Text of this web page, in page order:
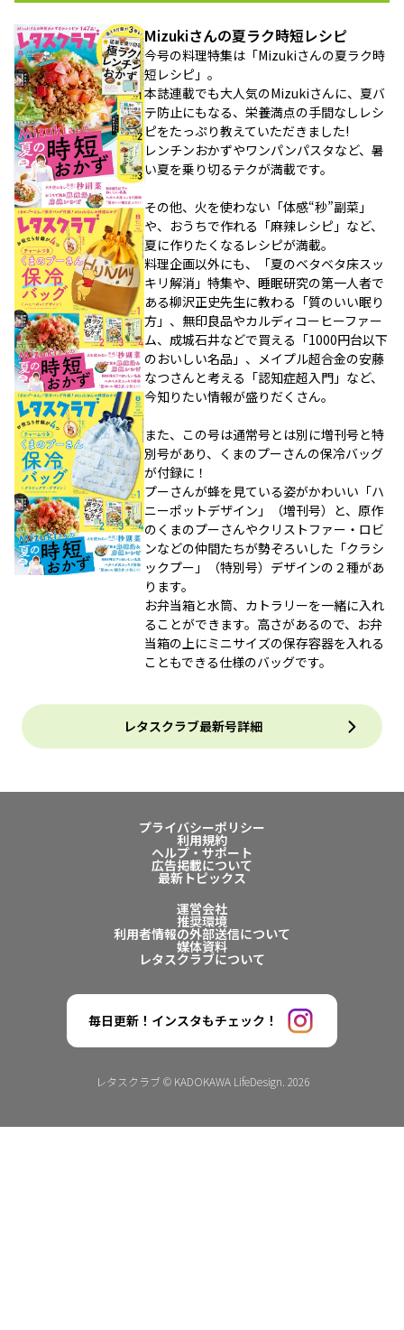
Mizukiさんの夏ラク時短レシピ
今号の料理特集は「Mizukiさんの夏ラク時
短レシピ」。
本誌連載でも大人気のMizukiさんに、夏バ
テ防止にもなる、栄養満点の手間なしレシ
ピをたっぷり教えていただきました!
レンチンおかずやワンパンパスタなど、暑
い夏を乗り切るテクが満載です。
その他、火を使わない「体感“秒”副菜」
や、おうちで作れる「麻辣レシピ」など、
夏に作りたくなるレシピが満載。
料理企画以外にも、「夏のベタベタ床スッ
キリ解消」特集や、睡眠研究の第一人者で
ある柳沢正史先生に教わる「質のいい眠り
方」、無印良品やカルディコーヒーファー
ム、成城石井などで買える「1000円台以下
のおいしい名品」、メイプル超合金の安藤
なつさんと考える「認知症超入門」など、
今知りたい情報が盛りだくさん。
また、この号は通常号とは別に増刊号と特
別号があり、くまのプーさんの保冷バッグ
が付録に！
プーさんが蜂を見ている姿がかわいい「ハ
ニーポットデザイン」（増刊号）と、原作
のくまのプーさんやクリストファー・ロビ
ンなどの仲間たちが勢ぞろいした「クラシ
ックプー」（特別号）デザインの２種があ
ります。
お弁当箱と水筒、カトラリーを一緒に入れ
ることができます。高さがあるので、お弁
当箱の上にミニサイズの保存容器を入れる
こともできる仕様のバッグです。
レタスクラブ最新号詳細
プライバシーポリシー
利用規約
ヘルプ・サポート
広告掲載について
最新トピックス
運営会社
推奨環境
利用者情報の外部送信について
媒体資料
レタスクラブについて
毎日更新！インスタもチェック！
レタスクラブ © KADOKAWA LifeDesign. 2026